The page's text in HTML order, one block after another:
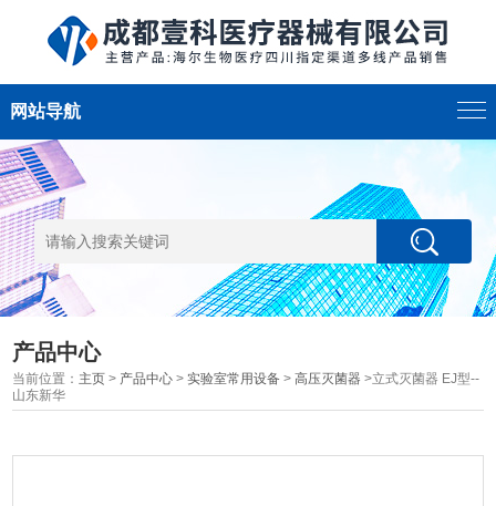
网站导航
产品中心
当前位置： 主页 > 产品中心 >实验室常用设备 >高压灭菌器 >立式灭菌器 EJ型--
山东新华